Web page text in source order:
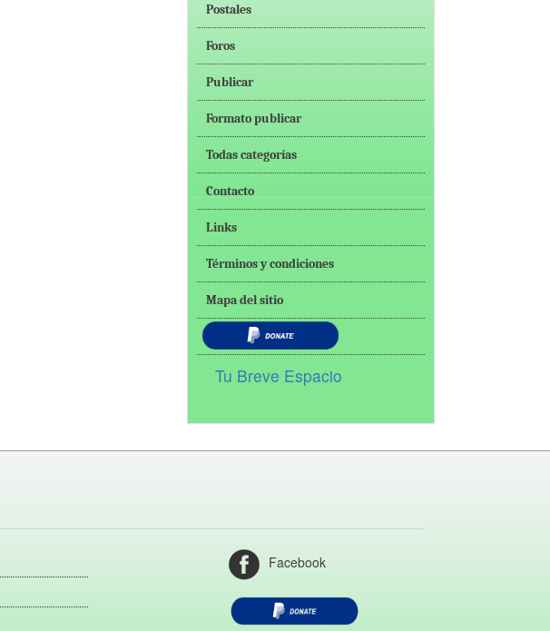
Postales
Foros
Publicar
Formato publicar
Todas categorías
Contacto
Links
Términos y condiciones
Mapa del sitio
Tu Breve Espacio
Facebook